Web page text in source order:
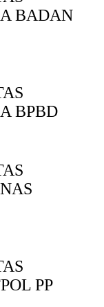
BADAN
BPBD
PP